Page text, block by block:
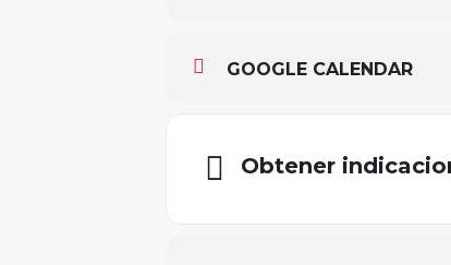
GOOGLE CALENDAR
Obtener